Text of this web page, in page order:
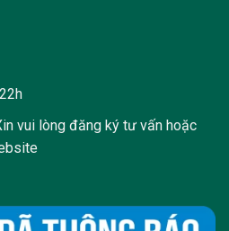
vui lòng đăng ký tư vấn hoặc